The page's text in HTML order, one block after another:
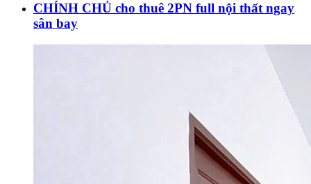
CHÍNH CHỦ cho thuê 2PN full nội thất ngay
sân bay